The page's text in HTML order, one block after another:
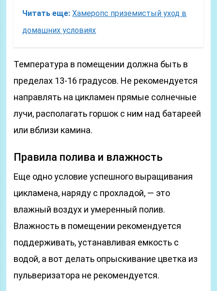
Читать еще: Хамеропс приземистый уход в
домашних условиях
Температура в помещении должна быть в
пределах 13-16 градусов. Не рекомендуется
направлять на цикламен прямые солнечные
лучи, располагать горшок с ним над батареей
или вблизи камина.
Правила полива и влажность
Еще одно условие успешного выращивания
цикламена, наряду с прохладой, — это
влажный воздух и умеренный полив.
Влажность в помещении рекомендуется
поддерживать, устанавливая емкость с
водой, а вот делать опрыскивание цветка из
пульверизатора не рекомендуется.